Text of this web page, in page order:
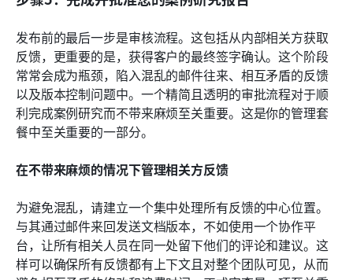
发布前的最后一步是审核流程。这包括从内部相关方获取
反馈，更重要的是，获得客户的最终签字确认。这个阶段
常常会成为瓶颈，陷入混乱的邮件往来、相互矛盾的反馈
以及版本控制问题中。一个精简且透明的审批流程对于顺
利完成案例研究而不带来麻烦至关重要。这是你的管理套
餐中至关重要的一部分。
在不带来麻烦的情况下管理相关方反馈
为避免混乱，请建立一个集中处理所有反馈的中心位置。
与其通过邮件来回发送文档版本，不如使用一个协作平
台，让所有相关人员在同一处留下他们的评论和建议。这
样可以确保所有反馈都有上下文且对整个团队可见，从而